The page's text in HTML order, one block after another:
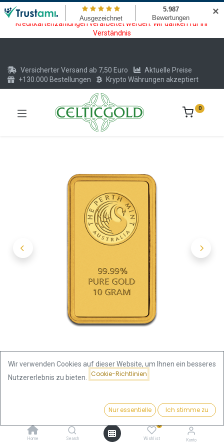
Wartungsarbeiten am Kreditkarten und Krypto Bezahlmodul. In der
Zeit vom 20.07. - 09.08.2026 können keine Krypto oder
Kreditkartenzahlungen verarbeitet werden. Wir danken für Ihr
Verständnis
1.288,00€ Kaufen
Home Search
0
Wishlist Konto
Versicherter Versand ab 7,50 Euro
Aktuelle Preise
+130.000 Bestellungen
Krypto Währungen akzeptiert
0
10 Gramm Goldbarren | Perth Mint mit Zertifikat - Känguru
10 Gramm Goldbarren | Perth
Wir verwenden Cookies auf dieser Website, um Ihnen ein besseres
Nutzererlebnis zu bieten.
Cookie-Richtlinien
Nur essentielle Ich stimme zu
✕